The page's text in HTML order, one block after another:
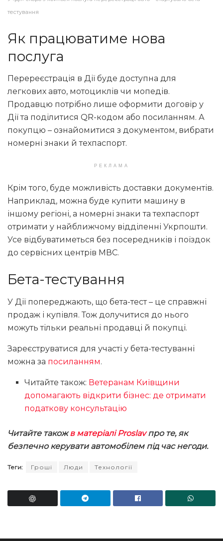
тестування
Як працюватиме нова
послуга
Перереєстрація в Дії буде доступна для
легкових авто, мотоциклів чи мопедів.
Продавцю потрібно лише оформити договір у
Дії та поділитися QR-кодом або посиланням. А
покупцю – ознайомитися з документом, вибрати
номерні знаки й техпаспорт.
РЕКЛАМА
Крім того, буде можливість доставки документів.
Наприклад, можна буде купити машину в
іншому регіоні, а номерні знаки та техпаспорт
отримати у найближчому відділенні Укрпошти.
Усе відбуватиметься без посередників і поїздок
до сервісних центрів МВС.
Бета-тестування
У Дії попереджають, що бета-тест – це справжні
продаж і купівля. Тож долучитися до нього
можуть тільки реальні продавці й покупці.
Зареєструватися для участі у бета-тестуванні
можна за посиланням.
Читайте також: Ветеранам Київщини
допомагають відкрити бізнес: де отримати
податкову консультацію
Читайте такожв матеріалі Proslavпро те, як
безпечно керувати автомобілем під час негоди.
Теги: Гроші Люди Технології